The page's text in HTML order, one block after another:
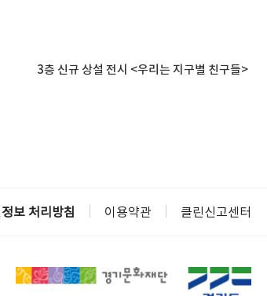
3층 신규 상설 전시 <우리는 지구별 친구들>
보 처리방침 이용약관 클린신고센터